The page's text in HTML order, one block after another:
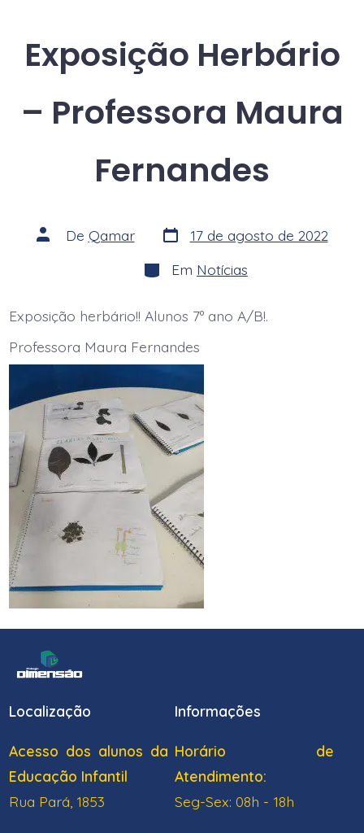
Exposição Herbário
– Professora Maura
Fernandes
Autor
do
De Qamar Data
do
17 de agosto de 2022
Categorias
Em Notícias
Exposição herbário!! Alunos 7º ano A/B!.
Professora Maura Fernandes
Localização
Acesso dos alunos da
Educação Infantil
Rua Pará, 1853
Informações
Horário de
Atendimento:
Seg-Sex: 08h - 18h